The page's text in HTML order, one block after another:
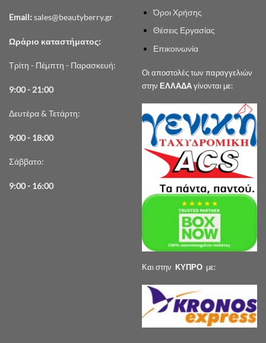
Email: sales@beautyberry.gr
Ωράριο καταστήματος:
Τρίτη - Πέμπτη - Παρασκευή:
9:00 - 21:00
Δευτέρα & Τετάρτη:
9:00 - 18:00
Σάββατο:
9:00 - 16:00
Όροι Χρήσης
Θέσεις Εργασίας
Επικοινωνία
Οι αποστολές των παραγγελιών
στην ΕΛΛΑΔΑγίνονται με:
Και στην ΚΥΠΡΟ με: